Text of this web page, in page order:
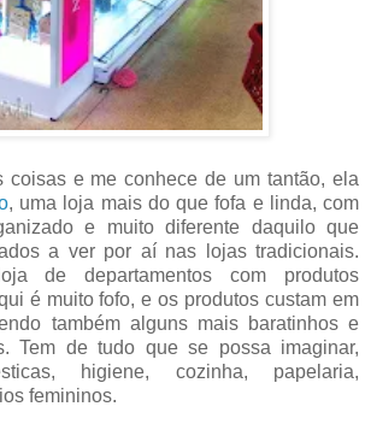
coisas e me conhece de um tantão, ela
, uma loja mais do que fofa e linda, com
e muito diferente daquilo que
a ver por aí nas lojas tradicionais.
de departamentos com produtos
é muito fofo, e os produtos custam em
também alguns mais baratinhos e
Tem de tudo que se possa imaginar,
higiene, cozinha, papelaria,
femininos.